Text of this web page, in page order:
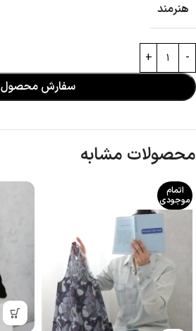
هنرمند
سفارش محصول
محصولات مشابه
اتمام
موجودی